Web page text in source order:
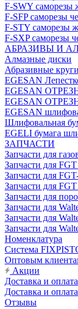
F-SWY
F-SFP саморезы
F-STY саморезы
F-SXP саморезы
АБРАЗИВЫ И
Алмазные диски
Абразивные круги
EGESAN
EGESAN
EGESAN
EGESAN
Шлифовальная
EGELI бумага
ЗАПЧАСТИ
Запчасти для
Запчасти для
Запчасти для
Запчасти для
Запчасти для
Запчасти для
Запчасти для
Запчасти для
Номенклатура
Система
Оптовым
Акции
Доставка и оплата
Доставка и оплата
Отзывы